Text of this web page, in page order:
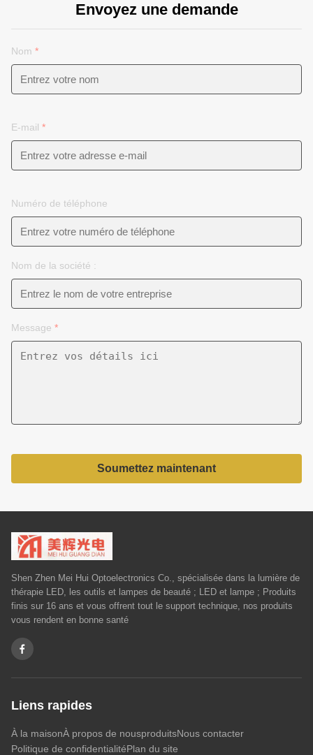
Envoyez une demande
Nom *
E-mail *
Numéro de téléphone
Nom de la société :
Message *
Soumettez maintenant
Shen Zhen Mei Hui Optoelectronics Co., spécialisée dans la lumière de
thérapie LED, les outils et lampes de beauté ; LED et lampe ; Produits
finis sur 16 ans et vous offrent tout le support technique, nos produits
vous rendent en bonne santé
Liens rapides
À la maisonÀ propos de nousproduitsNous contacter
Politique de confidentialitéPlan du site